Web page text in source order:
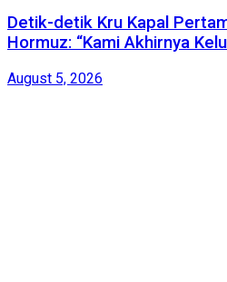
Detik-detik Kru Kapal
Hormuz: “Kami Akhirnya
August 5, 2026